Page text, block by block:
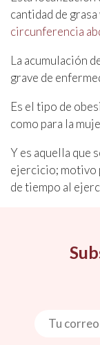
cantidad de
circunferencia
La acumulación
grave de
Es el tipo de
como para la
Y es aquella que
ejercicio; motivo
de tiempo al